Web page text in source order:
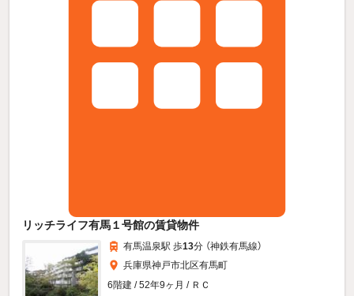
リッチライフ有馬１号館の賃貸物件
有馬温泉駅 歩13分 （神鉄有馬線）
兵庫県神戸市北区有馬町
6階建 / 52年9ヶ月 / ＲＣ